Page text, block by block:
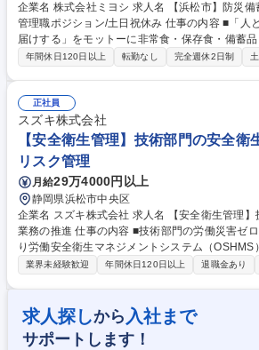
企業名 株式会社ミヨシ 求人名 【浜松市】防災備蓄用品の官公庁向け営業/
管理職ポジション/土日祝休み 仕事の内容 ■「人と社会に安全・安心をお
届けする」をモットーに非常食・保存食・備蓄
を専門に仕入れ/販売を行っている当社にて、防
売の強みを活かし、箱単位の大量発注にもスピー
上司の同行支援があり、商品知識や業界特有の動
終わり」ではなく、地域の安全を共に創り上げ
を期待します。 募集職種 【浜松市】防災備蓄用品の官公庁向け営業/管理
職ポジション/土日祝休み
年間休日120日以上 転勤なし 完全週休2日制
正社員
スズキ株式会社
【安全衛生管理】技術部門の安全衛
リスク管理
月給29万4000円以上
静岡県浜松市中央区
企業名 スズキ株式会社 求人名 【安全衛生管理】技術部門の安全衛生管理
業務の推進 仕事の内容 ■技術部門の労働災害ゼロを目指すため、来年度よ
り労働安全衛生マネジメントシステム（OSHMS
労働災害発生時の対応(原因調査と対策確認)及び
システム（OSHMS）を導入します。新規導入に
きる体制を整えていきます。 ■安全衛生年間活動
員会の運営、安全パトロールの実施及び受け入
対応(原因調査と対策確認)及び横展開 業務内容
業界未経験歓迎 年間休日120日以上 退職金あり
求人探しから 入社まで
サポートします！